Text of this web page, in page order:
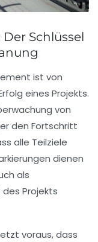
Schlüssel
ist von
eines Projekts.
von
den Fortschritt
alle Teilziele
dienen
als
Projekts
voraus, dass